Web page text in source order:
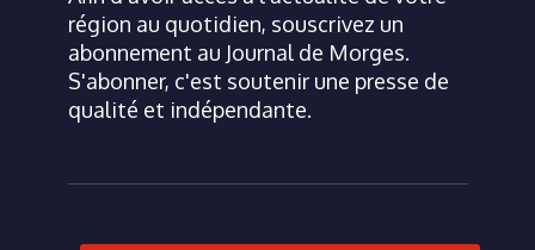
région au quotidien, souscrivez un
abonnement au Journal de Morges.
S'abonner, c'est soutenir une presse de
qualité et indépendante.